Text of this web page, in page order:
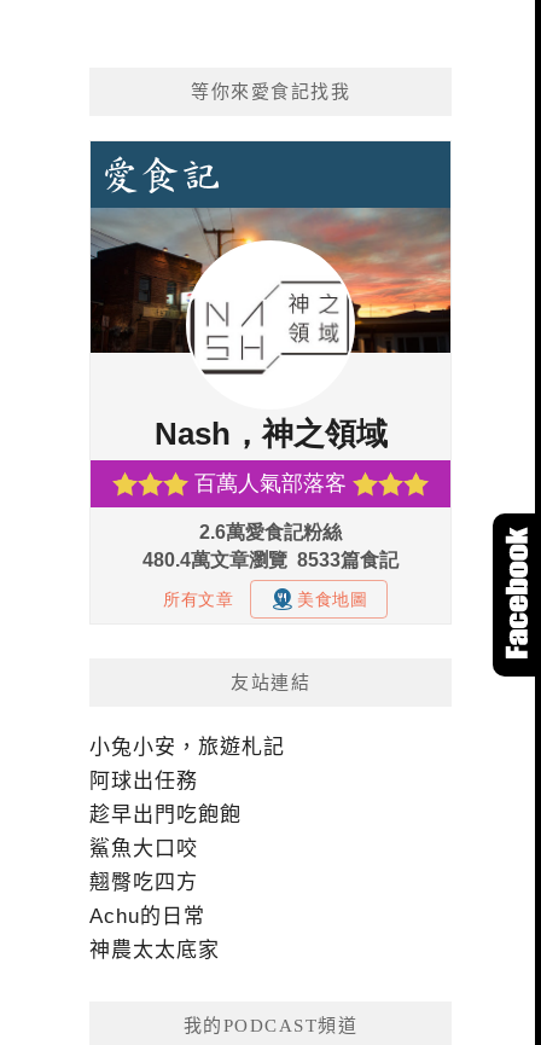
等你來愛食記找我
友站連結
小兔小安，旅遊札記
阿球出任務
趁早出門吃飽飽
鯊魚大口咬
翹臀吃四方
Achu的日常
神農太太底家
我的PODCAST頻道